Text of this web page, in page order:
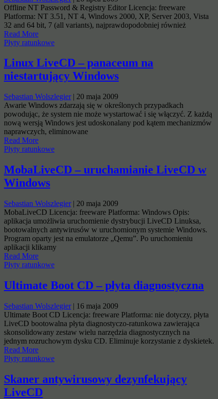
Offline NT Password & Registry Editor Licencja: freeware
Platforma: NT 3.51, NT 4, Windows 2000, XP, Server 2003, Vista
32 and 64 bit, 7 (all variants), najprawdopodobniej również
Read More
Płyty ratunkowe
Linux LiveCD – panaceum na
niestartujący Windows
Sebastian Wolszlegier| 20 maja 2009
Awarie Windows zdarzają się w określonych przypadkach
powodując, że system nie może wystartować i się włączyć. Z każdą
nową wersją Windows jest udoskonalany pod kątem mechanizmów
naprawczych, eliminowane
Read More
Płyty ratunkowe
MobaLiveCD – uruchamianie LiveCD w
Windows
Sebastian Wolszlegier| 20 maja 2009
MobaLiveCD Licencja: freeware Platforma: Windows Opis:
aplikacja umożliwia uruchomienie dystrybucji LiveCD Linuksa,
bootowalnych antywirusów w uruchomionym systemie Windows.
Program oparty jest na emulatorze „Qemu”. Po uruchomieniu
aplikacji klikamy
Read More
Płyty ratunkowe
Ultimate Boot CD – płyta diagnostyczna
Sebastian Wolszlegier| 16 maja 2009
Ultimate Boot CD Licencja: freeware Platforma: nie dotyczy, płyta
LiveCD bootowalna płyta diagnostyczo-ratunkowa zawierająca
skonsolidowany zestaw wielu narzędzia diagnostycznych na
jednym rozruchowym dysku CD. Eliminuje korzystanie z dyskietek.
Read More
Płyty ratunkowe
Skaner antywirusowy dezynfekujący
LiveCD